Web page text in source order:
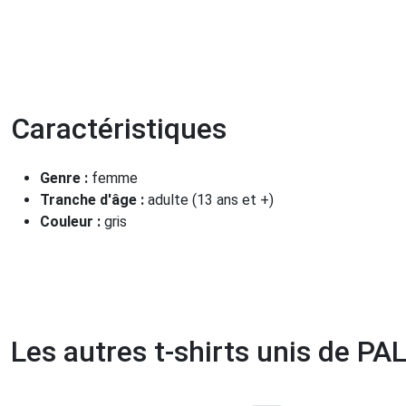
Caractéristiques
Genre : femme
Tranche d'âge : adulte (13 ans et +)
Couleur : gris
Les autres t-shirts unis de